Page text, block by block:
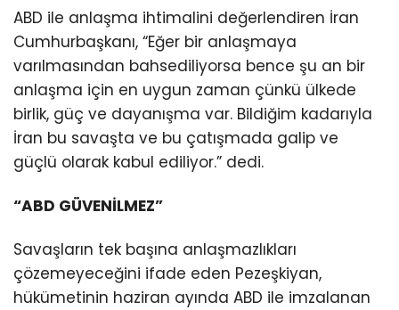
ABD ile anlaşma ihtimalini değerlendiren İran
Cumhurbaşkanı, “Eğer bir anlaşmaya
varılmasından bahsediliyorsa bence şu an bir
anlaşma için en uygun zaman çünkü ülkede
birlik, güç ve dayanışma var. Bildiğim kadarıyla
İran bu savaşta ve bu çatışmada galip ve
güçlü olarak kabul ediliyor.” dedi.
“ABD GÜVENİLMEZ”
Savaşların tek başına anlaşmazlıkları
çözemeyeceğini ifade eden Pezeşkiyan,
hükümetinin haziran ayında ABD ile imzalanan